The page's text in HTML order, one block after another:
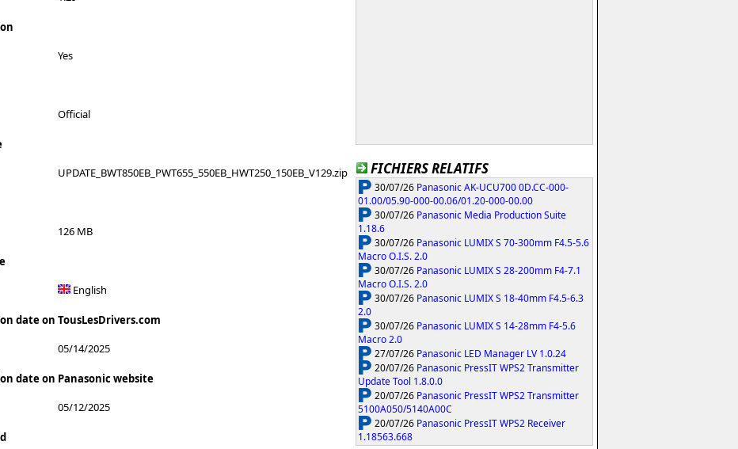
Yes
Official
UPDATE_BWT850EB_PWT655_550EB_HWT250_150EB_V129.zip
126 MB
English
date on TousLesDrivers.com
05/14/2025
date on Panasonic website
05/12/2025
FICHIERS RELATIFS
30/07/26 Panasonic AK-UCU700 0D.CC-000-
01.00/05.90-000-00.06/01.20-000-00.00
30/07/26 Panasonic Media Production Suite
1.18.6
30/07/26 Panasonic LUMIX S 70-300mm F4.5-5.6
Macro O.I.S. 2.0
30/07/26 Panasonic LUMIX S 28-200mm F4-7.1
Macro O.I.S. 2.0
30/07/26 Panasonic LUMIX S 18-40mm F4.5-6.3
2.0
30/07/26 Panasonic LUMIX S 14-28mm F4-5.6
Macro 2.0
27/07/26 Panasonic LED Manager LV 1.0.24
20/07/26 Panasonic PressIT WPS2 Transmitter
Update Tool 1.8.0.0
20/07/26 Panasonic PressIT WPS2 Transmitter
5100A050/5140A00C
20/07/26 Panasonic PressIT WPS2 Receiver
1.18563.668